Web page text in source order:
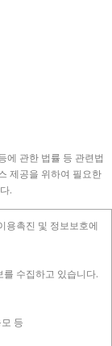
에 관한 법률 등 관련법
제공을 위하여 필요한
.
용촉진 및 정보보호에
수집하고 있습니다.
등